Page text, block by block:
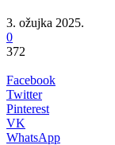
3. ožujka 2025.
0
372
Facebook
Twitter
Pinterest
VK
WhatsApp